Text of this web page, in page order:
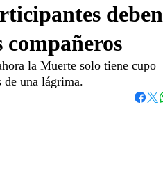
deben
compañeros
la Muerte solo tiene cupo
de una lágrima.